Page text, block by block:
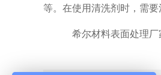
等。在使用清洗剂时，需
希尔材料表面处理